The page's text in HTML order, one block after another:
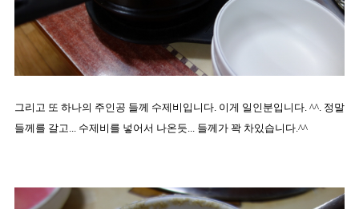
그리고 또 하나의 주인공 들께 수제비입니다. 이게 일인분입니다. ^^. 정말
들께를 갈고... 수제비를 넣어서 나온듯... 들께가 꽉 차있습니다.^^